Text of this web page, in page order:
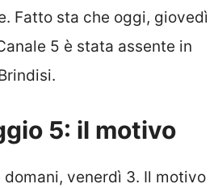
Fatto sta che oggi, giovedì
5 è stata assente in
5: il motivo
venerdì 3. Il motivo